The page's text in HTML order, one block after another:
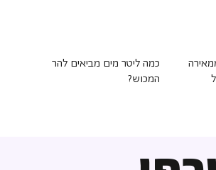
כמה ליטר מים מביאים להר
המכוש?